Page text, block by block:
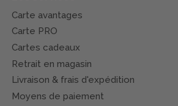
Carte avantages
Carte PRO
Cartes cadeaux
Retrait en magasin
Livraison & frais d'expédition
Moyens de paiement